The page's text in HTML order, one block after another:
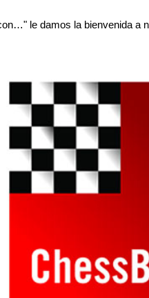
le damos la bienvenida a